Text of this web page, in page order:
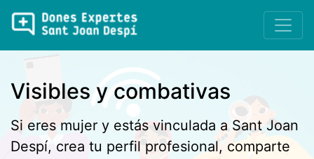
Visibles y combativas
Si eres mujer y estás vinculada a Sant Joan
Despí, crea tu perfil profesional, comparte